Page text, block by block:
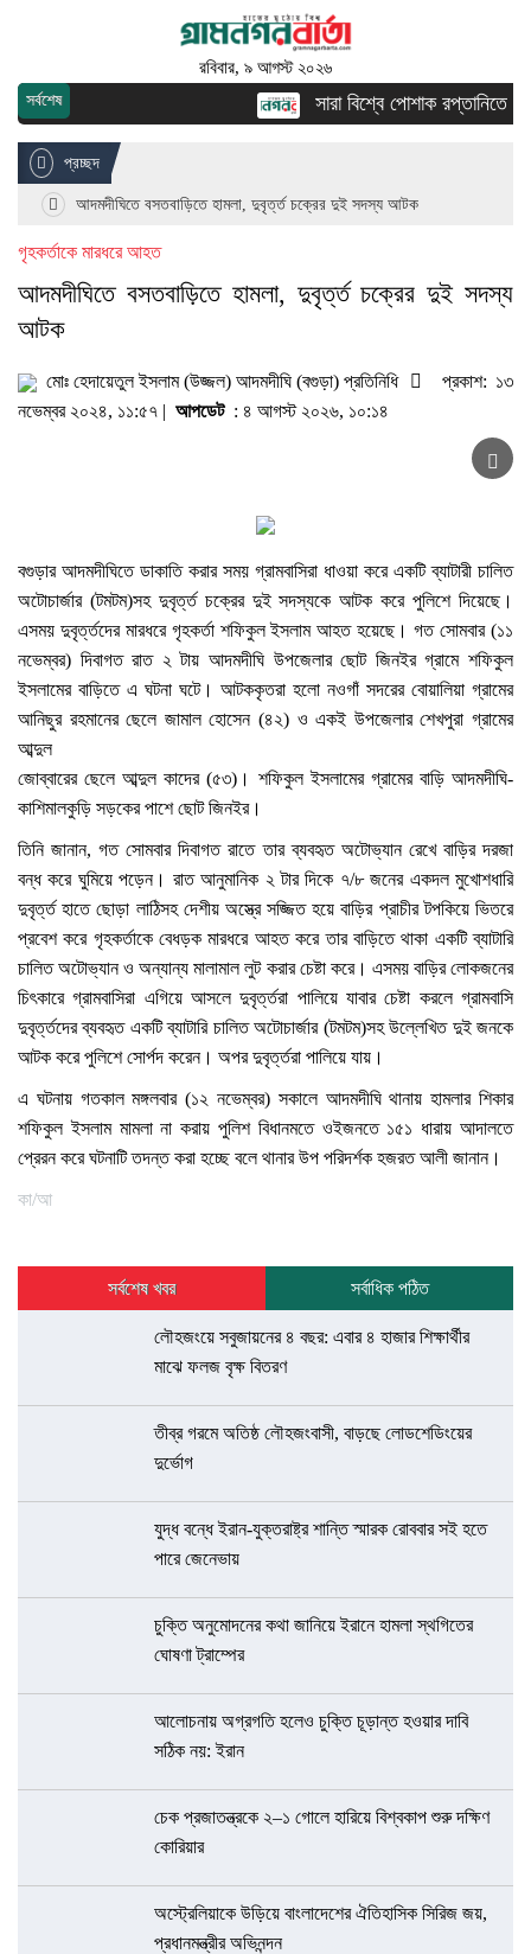
রবিবার, ৯ আগস্ট ২০২৬
সর্বশেষ সারা বিশ্বে পোশাক রপ্তানিতে
প্রচ্ছদ
আদমদীঘিতে বসতবাড়িতে হামলা, দুবৃর্ত্ত চক্রের দুই সদস্য আটক
গৃহকর্তাকে মারধরে আহত
আদমদীঘিতে বসতবাড়িতে হামলা, দুবৃর্ত্ত চক্রের দুই সদস্য
আটক
মোঃ হেদায়েতুল ইসলাম (উজ্জল) আদমদীঘি (বগুড়া) প্রতিনিধি
প্রকাশ: ১৩
নভেম্বর ২০২৪, ১১:৫৭ | আপডেট: ৪ আগস্ট ২০২৬, ১০:১৪
বগুড়ার আদমদীঘিতে ডাকাতি করার সময় গ্রামবাসিরা ধাওয়া করে একটি ব্যাটারী চালিত
অটোচার্জার (টমটম)সহ দুবৃর্ত্ত চক্রের দুই সদস্যকে আটক করে পুলিশে দিয়েছে।
এসময় দুবৃর্ত্তদের মারধরে গৃহকর্তা শফিকুল ইসলাম আহত হয়েছে। গত সোমবার (১১
নভেম্বর) দিবাগত রাত ২ টায় আদমদীঘি উপজেলার ছোট জিনইর গ্রামে শফিকুল
ইসলামের বাড়িতে এ ঘটনা ঘটে। আটককৃতরা হলো নওগাঁ সদরের বোয়ালিয়া গ্রামের
আনিছুর রহমানের ছেলে জামাল হোসেন (৪২) ও একই উপজেলার শেখপুরা গ্রামের
আব্দুল
জোব্বারের ছেলে আব্দুল কাদের (৫৩)। শফিকুল ইসলামের গ্রামের বাড়ি আদমদীঘি-
কাশিমালকুড়ি সড়কের পাশে ছোট জিনইর।
তিনি জানান, গত সোমবার দিবাগত রাতে তার ব্যবহৃত অটোভ্যান রেখে বাড়ির দরজা
বন্ধ করে ঘুমিয়ে পড়েন। রাত আনুমানিক ২ টার দিকে ৭/৮ জনের একদল মুখোশধারি
দুবৃর্ত্ত হাতে ছোড়া লাঠিসহ দেশীয় অস্ত্রে সজ্জিত হয়ে বাড়ির প্রাচীর টপকিয়ে ভিতরে
প্রবেশ করে গৃহকর্তাকে বেধড়ক মারধরে আহত করে তার বাড়িতে থাকা একটি ব্যাটারি
চালিত অটোভ্যান ও অন্যান্য মালামাল লুট করার চেষ্টা করে। এসময় বাড়ির লোকজনের
চিৎকারে গ্রামবাসিরা এগিয়ে আসলে দুবৃর্ত্তরা পালিয়ে যাবার চেষ্টা করলে গ্রামবাসি
দুবৃর্ত্তদের ব্যবহৃত একটি ব্যাটারি চালিত অটোচার্জার (টমটম)সহ উল্লেখিত দুই জনকে
আটক করে পুলিশে সোর্পদ করেন। অপর দুবৃর্ত্তরা পালিয়ে যায়।
এ ঘটনায় গতকাল মঙ্গলবার (১২ নভেম্বর) সকালে আদমদীঘি থানায় হামলার শিকার
শফিকুল ইসলাম মামলা না করায় পুলিশ বিধানমতে ওইজনতে ১৫১ ধারায় আদালতে
প্রেরন করে ঘটনাটি তদন্ত করা হচ্ছে বলে থানার উপ পরিদর্শক হজরত আলী জানান।
কা/আ
সর্বশেষ খবর সর্বাধিক পঠিত
লৌহজংয়ে সবুজায়নের ৪ বছর: এবার ৪ হাজার শিক্ষার্থীর
মাঝে ফলজ বৃক্ষ বিতরণ
তীব্র গরমে অতিষ্ঠ লৌহজংবাসী, বাড়ছে লোডশেডিংয়ের
দুর্ভোগ
যুদ্ধ বন্ধে ইরান-যুক্তরাষ্ট্র শান্তি স্মারক রোববার সই হতে
পারে জেনেভায়
চুক্তি অনুমোদনের কথা জানিয়ে ইরানে হামলা স্থগিতের
ঘোষণা ট্রাম্পের
আলোচনায় অগ্রগতি হলেও চুক্তি চূড়ান্ত হওয়ার দাবি
সঠিক নয়: ইরান
চেক প্রজাতন্ত্রকে ২–১ গোলে হারিয়ে বিশ্বকাপ শুরু দক্ষিণ
কোরিয়ার
অস্ট্রেলিয়াকে উড়িয়ে বাংলাদেশের ঐতিহাসিক সিরিজ জয়,
প্রধানমন্ত্রীর অভিনন্দন